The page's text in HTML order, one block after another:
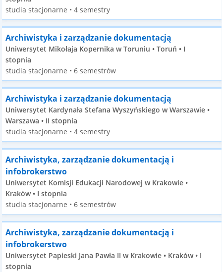
studia stacjonarne • 4 semestry
Archiwistyka i zarządzanie dokumentacją
Uniwersytet Mikołaja Kopernika w Toruniu • Toruń • I
stopnia
studia stacjonarne • 6 semestrów
Archiwistyka i zarządzanie dokumentacją
Uniwersytet Kardynała Stefana Wyszyńskiego w Warszawie •
Warszawa • II stopnia
studia stacjonarne • 4 semestry
Archiwistyka, zarządzanie dokumentacją i
infobrokerstwo
Uniwersytet Komisji Edukacji Narodowej w Krakowie •
Kraków • I stopnia
studia stacjonarne • 6 semestrów
Archiwistyka, zarządzanie dokumentacją i
infobrokerstwo
Uniwersytet Papieski Jana Pawła II w Krakowie • Kraków • I
stopnia